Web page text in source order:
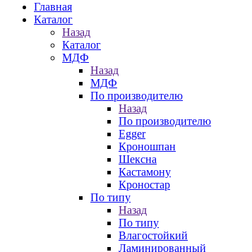
Главная
Каталог
Назад
Каталог
МДФ
Назад
МДФ
По производителю
Назад
По производителю
Egger
Кроношпан
Шексна
Кастамону
Кроностар
По типу
Назад
По типу
Влагостойкий
Ламинированный